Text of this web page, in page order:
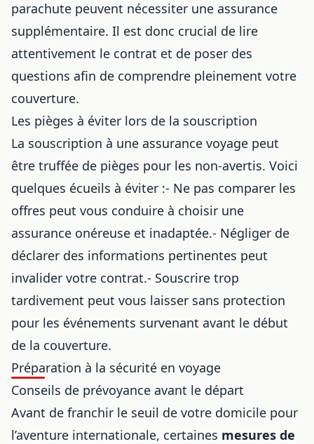
parachute peuvent nécessiter une assurance
supplémentaire. Il est donc crucial de lire
attentivement le contrat et de poser des
questions afin de comprendre pleinement votre
couverture.
Les pièges à éviter lors de la souscription
La souscription à une assurance voyage peut
être truffée de pièges pour les non-avertis. Voici
quelques écueils à éviter :- Ne pas comparer les
offres peut vous conduire à choisir une
assurance onéreuse et inadaptée.- Négliger de
déclarer des informations pertinentes peut
invalider votre contrat.- Souscrire trop
tardivement peut vous laisser sans protection
pour les événements survenant avant le début
de la couverture.
Préparation à la sécurité en voyage
Conseils de prévoyance avant le départ
Avant de franchir le seuil de votre domicile pour
l’aventure internationale, certaines mesures de